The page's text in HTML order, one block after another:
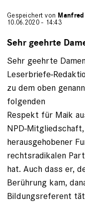
Gespeichert von
10.06.2020 - 14:43
Sehr geehrte
Sehr geehrte
Leserbriefe-
zu dem oben
folgenden
Respekt für Maik
NPD-
herausgehobener
rechtsradikalen
hat. Auch dass er,
Berührung kam,
Bildungsreferent